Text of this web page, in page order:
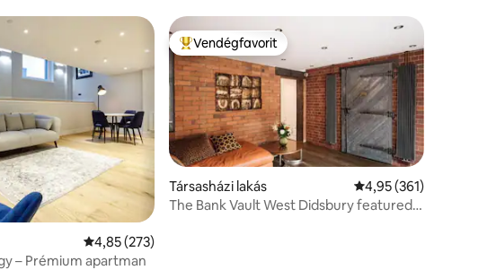
Átlagos értékelés: 5/4,85, 273 vélemény
4,85 (273)
– Prémium apartman
Kiemelt vendégfavorit
Vendégfavorit
Társasházi lakás Átlagos értékelés: 5/
4,95 (361)
The Bank Vault West Didsbury featured